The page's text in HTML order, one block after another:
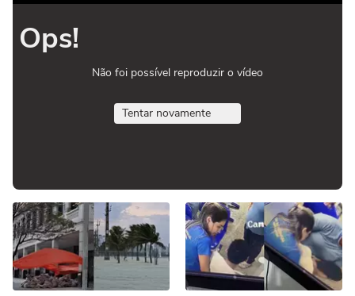
Ops!
Não foi possível reproduzir o vídeo
Tentar novamente